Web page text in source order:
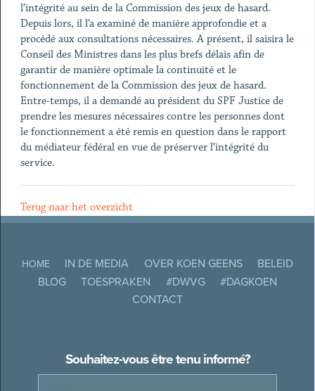
l’intégrité au sein de la Commission des jeux de hasard.
Depuis lors, il l’a examiné de manière approfondie et a
procédé aux consultations nécessaires. A présent, il saisira le
Conseil des Ministres dans les plus brefs délais afin de
garantir de manière optimale la continuité et le
fonctionnement de la Commission des jeux de hasard.
Entre-temps, il a demandé au président du SPF Justice de
prendre les mesures nécessaires contre les personnes dont
le fonctionnement a été remis en question dans le rapport
du médiateur fédéral en vue de préserver l’intégrité du
service.
Terug naar het overzicht
HOME IN DE MEDIA OVER KOEN GEENS
BELEID
BLOG
TOESPRAKEN #DWVG
#DAGKOEN
CONTACT
Souhaitez-vous être tenu informé?